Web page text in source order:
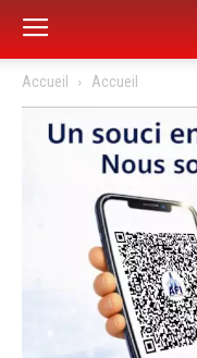
Accueil Accueil